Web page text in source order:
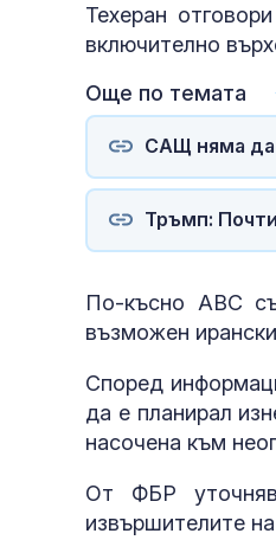
Техеран
включително
Още по темата
САЩ няма да
Тръмп:
По-късно ABC
възможен
Според
да е планирал
насочена към
От ФБР
извършителите